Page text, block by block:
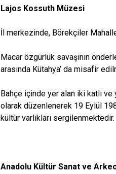
Lajos Kossuth Müzesi
İl merkezinde, Börekçiler
Macar özgürlük savaşının
arasında Kütahya’ da misafir
Bahçe içinde yer alan iki katlı ve
olarak düzenlenerek 19 Eylül
kültür varlıkları sergilenmektedir.
Anadolu Kültür Sanat ve